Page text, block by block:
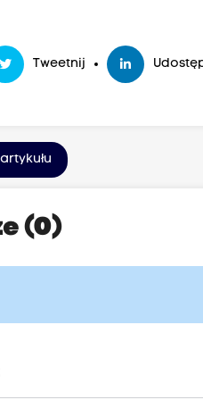
Tweetnij
(0)